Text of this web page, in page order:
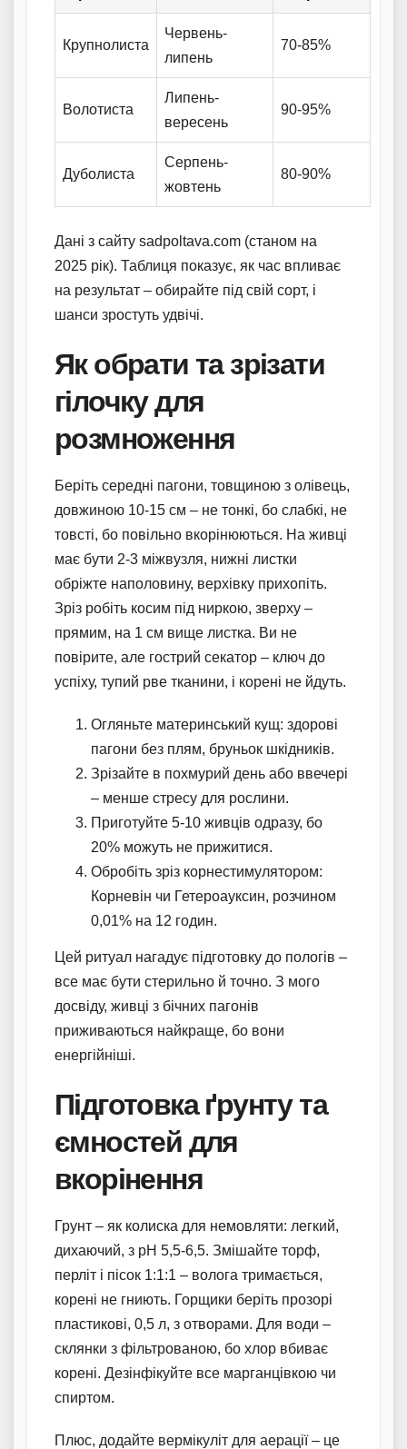
Крупнолиста
Червень-
липень
70-85%
Волотиста
Липень-
вересень
90-95%
Дуболиста
Серпень-
жовтень
80-90%
Дані з сайту sadpoltava.com (станом на
2025 рік). Таблиця показує, як час впливає
на результат – обирайте під свій сорт, і
шанси зростуть удвічі.
Як обрати та зрізати
гілочку для
розмноження
Беріть середні пагони, товщиною з олівець,
довжиною 10-15 см – не тонкі, бо слабкі, не
товсті, бо повільно вкорінюються. На живці
має бути 2-3 міжвузля, нижні листки
обріжте наполовину, верхівку прихопіть.
Зріз робіть косим під ниркою, зверху –
прямим, на 1 см вище листка. Ви не
повірите, але гострий секатор – ключ до
успіху, тупий рве тканини, і корені не йдуть.
Огляньте материнський кущ: здорові
пагони без плям, бруньок шкідників.
Зрізайте в похмурий день або ввечері
– менше стресу для рослини.
Приготуйте 5-10 живців одразу, бо
20% можуть не прижитися.
Обробіть зріз корнестимулятором:
Корневін чи Гетероауксин, розчином
0,01% на 12 годин.
Цей ритуал нагадує підготовку до пологів –
все має бути стерильно й точно. З мого
досвіду, живці з бічних пагонів
приживаються найкраще, бо вони
енергійніші.
Підготовка ґрунту та
ємностей для
вкорінення
Грунт – як колиска для немовляти: легкий,
дихаючий, з pH 5,5-6,5. Змішайте торф,
перліт і пісок 1:1:1 – волога тримається,
корені не гниють. Горщики беріть прозорі
пластикові, 0,5 л, з отворами. Для води –
склянки з фільтрованою, бо хлор вбиває
корені. Дезінфікуйте все марганцівкою чи
спиртом.
Плюс, додайте вермікуліт для аерації – це